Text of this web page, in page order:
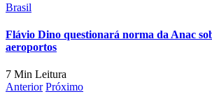
Brasil
Flávio Dino questionará norma da Anac
aeroportos
7 Min Leitura
Anterior Próximo